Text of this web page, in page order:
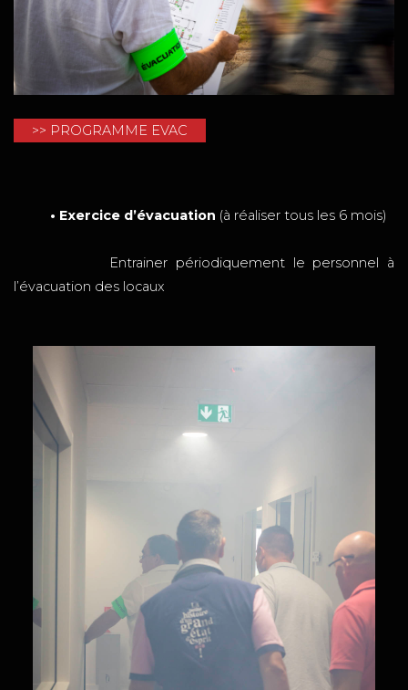
>> PROGRAMME EVAC
• Exercice d’évacuation (à réaliser tous les 6 mois)
Entrainer périodiquement le personnel à
l’évacuation des locaux